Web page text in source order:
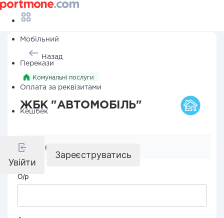
Мобільний
Перекази
Оплата за реквізитами
Кешбек
Увійти
Зареєструватись
Назад
Комунальні послуги
ЖБК "АВТОМОБІЛЬ"
Реквізити компанії
О/р